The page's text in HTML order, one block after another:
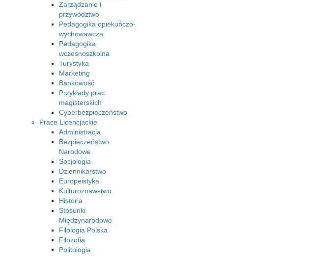
Zarządzanie i
przywództwo
Pedagogika opiekuńczo-
wychowawcza
Pedagogika
wczesnoszkolna
Turystyka
Marketing
Bankowość
Przykłady prac
magisterskich
Cyberbezpieczeństwo
Prace Licencjackie
Administracja
Bezpieczeństwo
Narodowe
Socjologia
Dziennikarstwo
Europeistyka
Kulturoznawstwo
Historia
Stosunki
Międzynarodowe
Filologia Polska
Filozofia
Politologia